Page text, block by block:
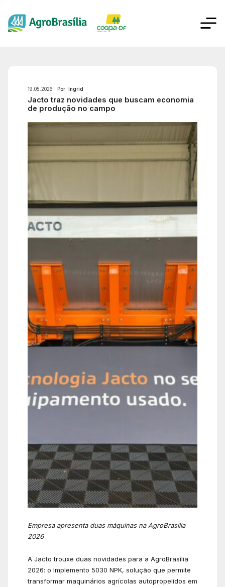
19.05.2026 | Por: Ingrid
Jacto traz novidades que buscam economia
de produção no campo
Empresa apresenta duas máquinas na AgroBrasilia
2026
A Jacto trouxe duas novidades para a AgroBrasília
2026: o Implemento 5030 NPK, solução que permite
transformar maquinários agrícolas autopropelidos em